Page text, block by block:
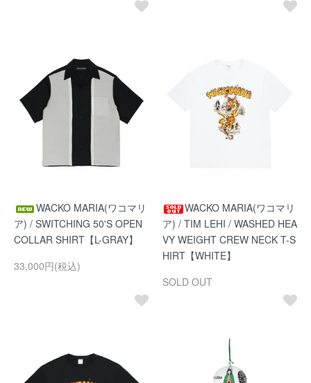
WACKO MARIA(ワコマリ
ア) / SWITCHING 50'S OPEN
COLLAR SHIRT【L-GRAY】
33,000円(税込)
WACKO MARIA(ワコマリ
ア) / TIM LEHI / WASHED HEA
VY WEIGHT CREW NECK T-S
HIRT【WHITE】
SOLD OUT